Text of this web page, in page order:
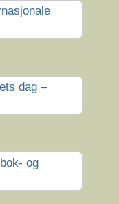
dag –
og